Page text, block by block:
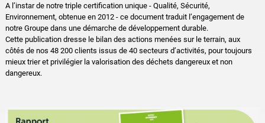
A l’instar de notre triple certification unique - Qualité, Sécurité,
Environnement, obtenue en 2012 - ce document traduit l’engagement de
notre Groupe dans une démarche de développement durable.
Cette publication dresse le bilan des actions menées sur le terrain, aux
côtés de nos 48 200 clients issus de 40 secteurs d’activités, pour toujours
mieux trier et privilégier la valorisation des déchets dangereux et non
dangereux.